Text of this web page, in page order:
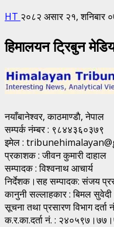
HT २०८२ असार २१, शनिबार
हिमालयन ट्रिबुन
नयाँबानेश्वर, काठमाण्डाै, नेपाल
सम्पर्क नंम्बर : ९८४४३६०३७९
इमेल :
प्रकाशक : जीवन कुमारी दाहाल
सम्पादक : विश्वनाथ आचार्य
निर्देशक।सह सम्पादक: संजय
कानुनी सल्लाहकार : बिमल सुवेदी
सूचना तथा प्रसारण विभाग
क.र.का.दर्ता नं. :